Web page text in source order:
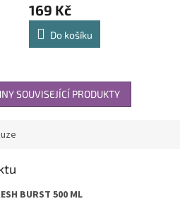
169 Kč
Do košíku
SOUVISEJÍCÍ PRODUKTY
BURST 500 ML